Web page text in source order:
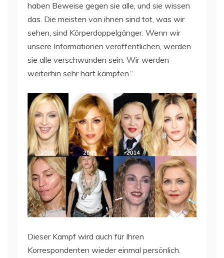
haben Beweise gegen sie alle, und sie wissen
das. Die meisten von ihnen sind tot, was wir
sehen, sind Körperdoppelgänger. Wenn wir
unsere Informationen veröffentlichen, werden
sie alle verschwunden sein. Wir werden
weiterhin sehr hart kämpfen.“
Dieser Kampf wird auch für Ihren
Korrespondenten wieder einmal persönlich.